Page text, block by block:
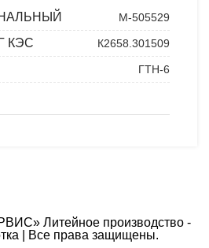
М-505529
КЭС К2658.301509
ГТН-6
​Литейное производство -
| Все права защищены.